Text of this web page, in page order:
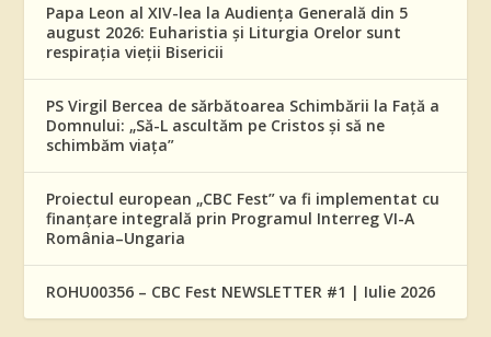
Papa Leon al XIV-lea la Audiența Generală din 5
august 2026: Euharistia și Liturgia Orelor sunt
respirația vieții Bisericii
PS Virgil Bercea de sărbătoarea Schimbării la Față a
Domnului: „Să-L ascultăm pe Cristos și să ne
schimbăm viața”
Proiectul european „CBC Fest” va fi implementat cu
finanțare integrală prin Programul Interreg VI-A
România–Ungaria
ROHU00356 – CBC Fest NEWSLETTER #1 | Iulie 2026